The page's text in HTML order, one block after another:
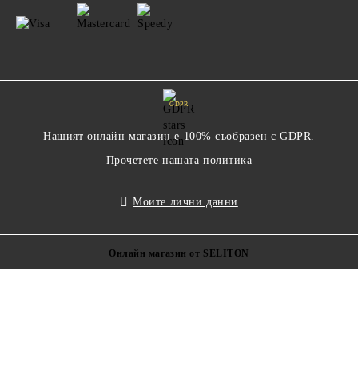
GDPR
Нашият онлайн магазин е 100% съобразен с GDPR.
Прочетете нашата политика
Моите лични данни
Онлайн магазин от SELITON